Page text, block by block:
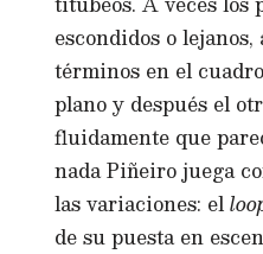
escondidos o lejanos,
términos en el
plano y después el
fluidamente que
nada Piñeiro juega
las variaciones: el
de su puesta en